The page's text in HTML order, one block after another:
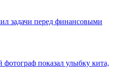
задачи перед финансовыми
показал улыбку кита,